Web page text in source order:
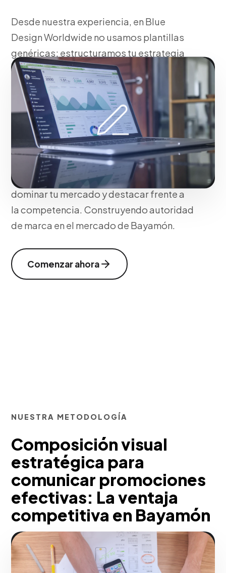
Desde nuestra experiencia, en Blue
Design Worldwide no usamos plantillas
genéricas; estructuramos tu estrategia
en Bayamón de diseño gráfico
publicitario y piezas gráficas
basándonos en la identidad única de tu
identidad y en el comportamiento de tus
usuarios ideales. Nuestro enfoque
asegura resultados medibles,
adaptación perfecta a las nuevas
tecnologías y tácticas optimizadas para
dominar tu mercado y destacar frente a
la competencia. Construyendo autoridad
de marca en el mercado de Bayamón.
Comenzar ahora
NUESTRA METODOLOGÍA
Composición visual
estratégica para
comunicar promociones
efectivas: La ventaja
competitiva en Bayamón
En Bayamón, si tu objetivo es destacar,
construimos mucho más que una simple